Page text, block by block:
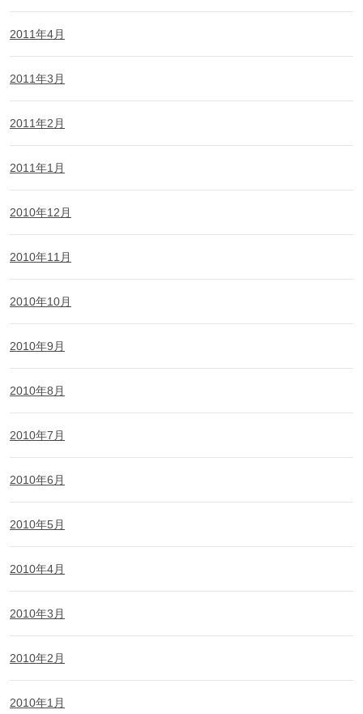
2011年4月
2011年3月
2011年2月
2011年1月
2010年12月
2010年11月
2010年10月
2010年9月
2010年8月
2010年7月
2010年6月
2010年5月
2010年4月
2010年3月
2010年2月
2010年1月